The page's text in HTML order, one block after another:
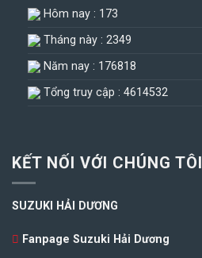
Hôm nay : 173
Tháng này : 2349
Năm nay : 176818
Tổng truy cập : 4614532
KẾT NỐI VỚI CHÚNG TÔI
SUZUKI HẢI DƯƠNG
Fanpage Suzuki Hải Dương